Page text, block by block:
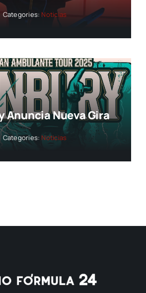
Categories: Noticias
Anuncia Nueva Gira
Categories: Noticias